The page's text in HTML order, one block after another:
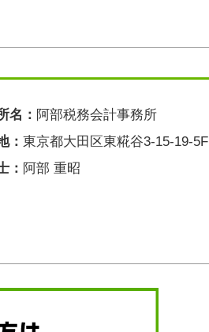
名： 阿部税務会計事務所
： 東京都大田区東糀谷3-15-19-5F
： 阿部 重昭